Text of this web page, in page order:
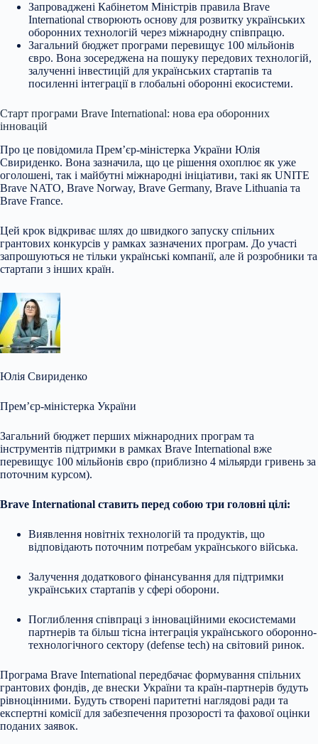
Запроваджені Кабінетом Міністрів правила Brave
International створюють основу для розвитку українських
оборонних технологій через міжнародну співпрацю.
Загальний бюджет програми перевищує 100 мільйонів
євро. Вона зосереджена на пошуку передових технологій,
залученні інвестицій для українських стартапів та
посиленні інтеграції в глобальні оборонні екосистеми.
Старт програми Brave International: нова ера оборонних
інновацій
Про це повідомила Прем’єр-міністерка України Юлія
Свириденко. Вона зазначила, що це рішення охоплює як уже
оголошені, так і майбутні міжнародні ініціативи, такі як UNITE
Brave NATO, Brave Norway, Brave Germany, Brave Lithuania та
Brave France.
Цей крок відкриває шлях до швидкого запуску спільних
грантових конкурсів у рамках зазначених програм. До участі
запрошуються не тільки українські компанії, але й розробники та
стартапи з інших країн.
Юлія Свириденко
Прем’єр-міністерка України
Загальний бюджет перших міжнародних програм та
інструментів підтримки в рамках Brave International вже
перевищує 100 мільйонів євро (приблизно 4 мільярди гривень за
поточним курсом).
Brave International ставить перед собою три головні цілі:
Виявлення новітніх технологій та продуктів, що
відповідають поточним потребам українського війська.
Залучення додаткового фінансування для підтримки
українських стартапів у сфері оборони.
Поглиблення співпраці з інноваційними екосистемами
партнерів та більш тісна інтеграція українського оборонно-
технологічного сектору (defense tech) на світовий ринок.
Програма Brave International передбачає формування спільних
грантових фондів, де внески України та країн-партнерів будуть
рівноцінними. Будуть створені паритетні наглядові ради та
експертні комісії для забезпечення прозорості та фахової оцінки
поданих заявок.